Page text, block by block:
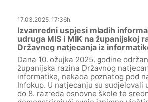
17.03.2025. 17:36h
Izvanredni uspjesi mladih
udruga MIS i MIK na županijskoj
Državnog natjecanja iz
Dana 10. ožujka 2025. godine
županijska razina Državnog
informatike, nekada poznatog pod
Infokup. U natjecanju su sudjelovali
do 8. razreda osnovne škole te